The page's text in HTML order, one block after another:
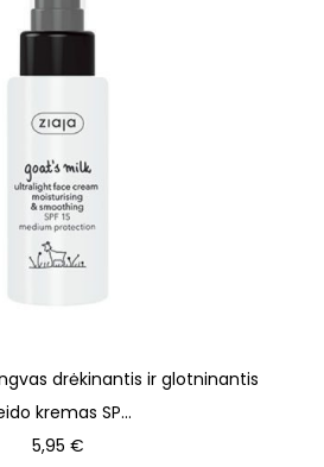
drėkinantis ir glotninantis
kremas SP...
5,95 €